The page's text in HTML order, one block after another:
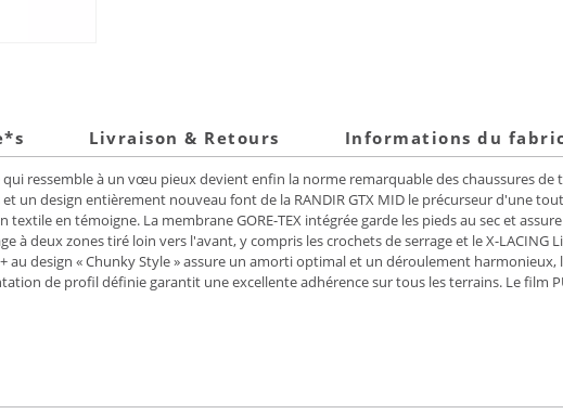
Livraison & Retours Informations du
ressemble à un vœu pieux devient enfin la norme remarquable des chaussures de
un design entièrement nouveau font de la RANDIR GTX MID le précurseur d'une
en témoigne. La membrane GORE-TEX intégrée garde les pieds au sec et
à deux zones tiré loin vers l'avant, y compris les crochets de serrage et le X-
au design « Chunky Style » assure un amorti optimal et un déroulement harmonieux,
de profil définie garantit une excellente adhérence sur tous les terrains. Le film